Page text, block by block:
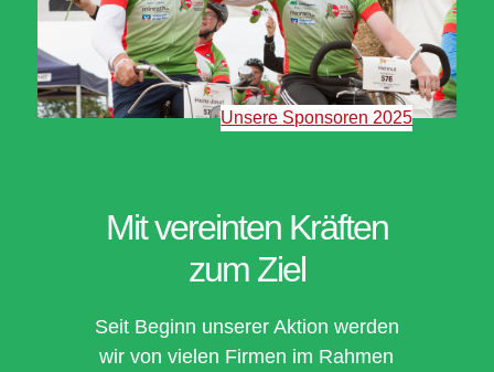
Mit vereinten Kräften
zum Ziel
Seit Beginn unserer Aktion werden
wir von vielen Firmen im Rahmen
Unsere Sponsoren 2025